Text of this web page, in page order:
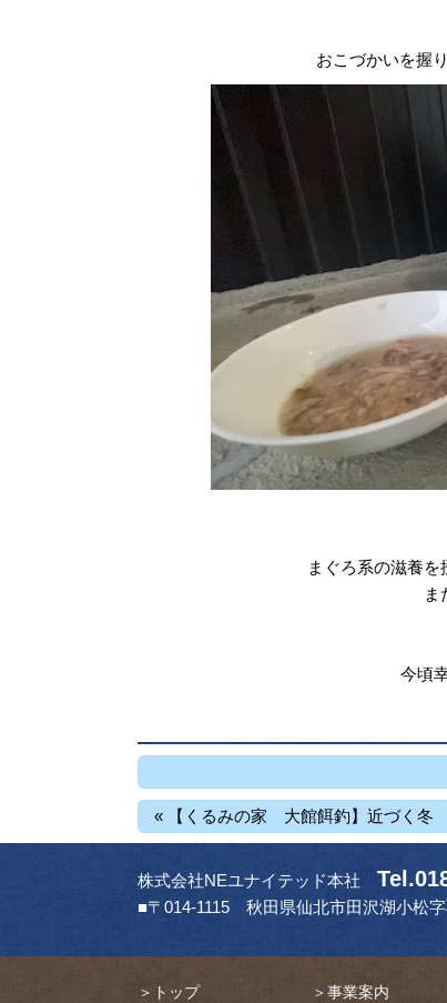
おこづかいを握
まぐろ系の滋養を
ま
今頃
« 【くるみの家 大館餌釣】近づく冬
株式会社NEユナイテッド本社
■〒014-1115 秋田県仙北市田沢湖小松
＞トップ ＞事業案内